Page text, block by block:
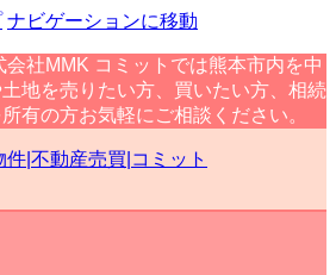
ナビゲーションに移動
社MMK コミットでは熊本市内を中
地を売りたい方、買いたい方、相続
有の方お気軽にご相談ください。